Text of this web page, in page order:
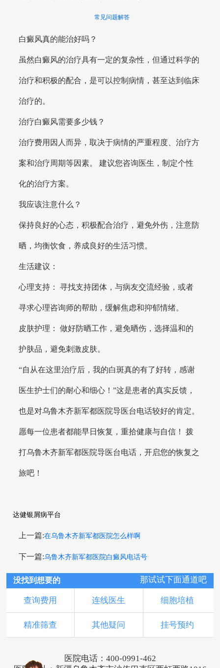
常见问题解答
白癜风真的能治好吗？
虽然白癜风的治疗具有一定的复杂性，但通过科学的
治疗和积极的配合，是可以控制病情，甚至达到临床
治疗的。
治疗白癜风需要多少钱？
治疗费用因人而异，取决于病情的严重程度、治疗方
案和治疗周期等因素。 建议您咨询医生，制定个性
化的治疗方案。
我应该注意什么？
保持良好的心态，积极配合治疗，避免外伤，注意防
晒，均衡饮食，养成良好的生活习惯。
生活建议：
心理支持： 寻找支持团体，与病友交流经验，或者
寻求心理咨询师的帮助，缓解焦虑和抑郁情绪。
皮肤护理： 做好防晒工作，避免晒伤，选择温和的
护肤品，避免刺激皮肤。
“自从在这里治疗后，我的白斑真的有了好转，感谢
医生护士们的耐心和细心！”这是患者的真实反馈，
也是对乌鲁木齐新军都医院导医台电话较好的肯定。
愿每一位患者都能早日恢复，重拾健康与自信！ 拨
打乌鲁木齐新军都医院导医台电话，开启您的恢复之
旅吧！
达健银屑病平台
上一篇:在乌鲁木齐新军都医院怎么样啊
下一篇:乌鲁木齐新军都医院白癜风电话号
没找到想要的 那试试下面通道吧
查询费用 连线医生 细胞培植
精准筛查 其他疑问 挂号预约
医院电话：400-0991-462